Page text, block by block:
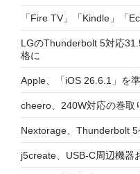
「Fire TV」「Kindle」「
LGのThunderbolt 5対応
格に
Apple、「iOS 26.6.1」を
cheero、240W対応の巻取
Nextorage、Thunderbolt 5
j5create、USB-C周辺機器